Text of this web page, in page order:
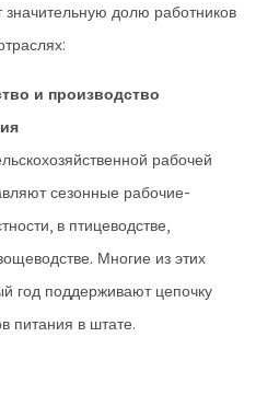
долю работников
и производство
рабочей
сезонные рабочие-
в птицеводстве,
Многие из этих
год поддерживают цепочку
питания в штате.